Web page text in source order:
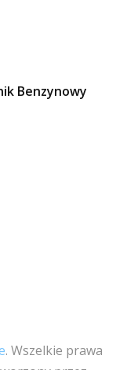
Benzynowy
. Wszelkie prawa